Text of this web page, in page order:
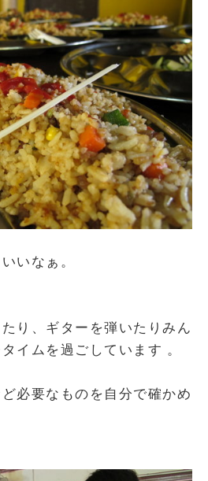
いなぁ。
り、ギターを弾いたりみん
イムを過ごしています 。
必要なものを自分で確かめ